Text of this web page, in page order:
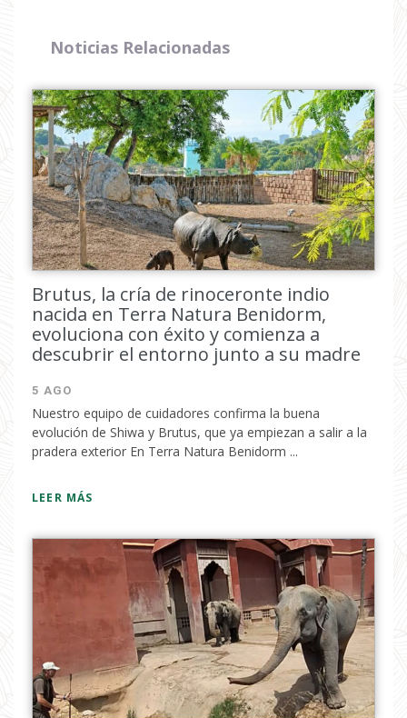
Noticias Relacionadas
Brutus, la cría de rinoceronte indio
nacida en Terra Natura Benidorm,
evoluciona con éxito y comienza a
descubrir el entorno junto a su madre
5 AGO
Nuestro equipo de cuidadores confirma la buena
evolución de Shiwa y Brutus, que ya empiezan a salir a la
pradera exterior En Terra Natura Benidorm ...
LEER MÁS